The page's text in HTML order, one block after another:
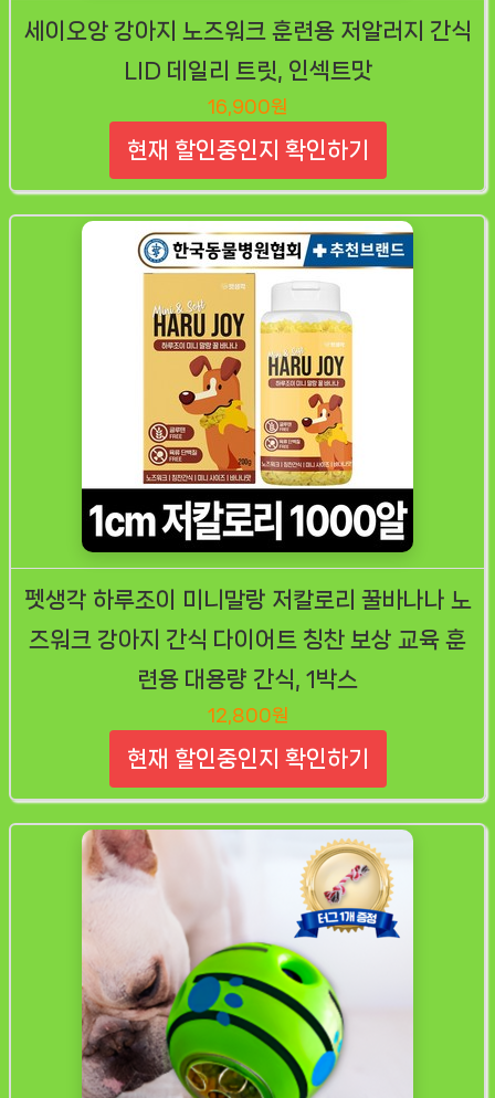
세이오앙 강아지 노즈워크 훈련용 저알러지 간식
LID 데일리 트릿, 인섹트맛
16,900원
현재 할인중인지 확인하기
펫생각 하루조이 미니말랑 저칼로리 꿀바나나 노
즈워크 강아지 간식 다이어트 칭찬 보상 교육 훈
련용 대용량 간식, 1박스
12,800원
현재 할인중인지 확인하기